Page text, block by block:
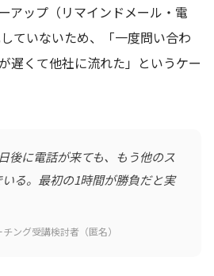
アップ（リマインドメール・電
ていないため、「一度問い合わ
遅くて他社に流れた」というケー
後に電話が来ても、もう他のス
る。最初の1時間が勝負だと実
ング受講検討者（匿名）